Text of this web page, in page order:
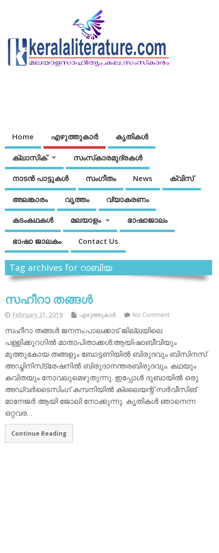
Home എഴുത്തുകാര്‍ കൃതികൾ
ക്ലാസിക് സംസ്‌കാരമുദ്രകള്‍
നാടന്‍ പാട്ടുകള്‍ സംഗീതം News ക്വിസ്
അലങ്കാരം വൃത്തം വ്യാകരണം
കടംകഥകള്‍ മലയാളം ഭാഷാജാലം
ഭാഷാ ജാലകം Contact Us
Tag archives for റാബിയ
സഹീറാ തങ്ങള്‍
February 21, 2019 എഴുത്തുകാര്‍ No Comment
സഹീറാ തങ്ങള്‍ ജനനം:പാലക്കാട് ജില്ലയിലെ
പള്ളിക്കുറഗില്‍ മാതാപിതാക്കള്‍:ആയിഷാബീവിയും
മുത്തുകോയ തങ്ങളും ബോട്ടണിയില്‍ ബിരുദവും ബിസിനസ്
അഡ്മിനിസ്‌ട്രേഷനില്‍ ബിരുദാനന്തരബിരുദവും. കഥയും
കവിതയും നോവലുമെഴുതുന്നു. ഇപ്പോള്‍ ദുബായില്‍ ഒരു
അഡ്വര്‍ടൈസിംഗ് കമ്പനിയില്‍ ക്ലൈയന്റ് സര്‍വീസിങ്
മാനേജര്‍ ആയി ജോലി നോക്കുന്നു. കൃതികള്‍ ഞാനെന്ന
ഒറ്റവര…
Continue Reading